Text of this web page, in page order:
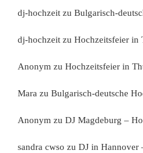
dj-hochzeit zu Bulgarisch-
dj-hochzeit zu Hochzeitsfeier in
Anonym zu Hochzeitsfeier in
Mara zu Bulgarisch-deutsche
Anonym zu DJ Magdeburg –
sandra cwso zu DJ in Hannover